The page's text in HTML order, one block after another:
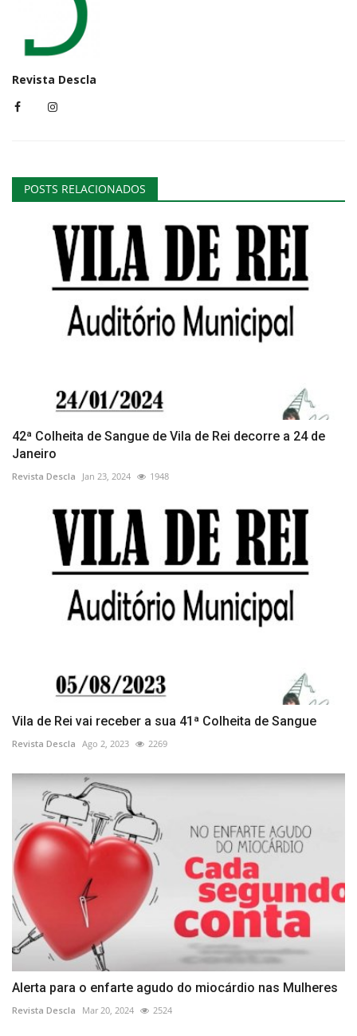
Revista Descla
POSTS RELACIONADOS
42ª Colheita de Sangue de Vila de Rei decorre a 24 de
Janeiro
Revista Descla Jan 23, 2024 1948
Vila de Rei vai receber a sua 41ª Colheita de Sangue
Revista Descla Ago 2, 2023 2269
Alerta para o enfarte agudo do miocárdio nas Mulheres
Revista Descla Mar 20, 2024 2524